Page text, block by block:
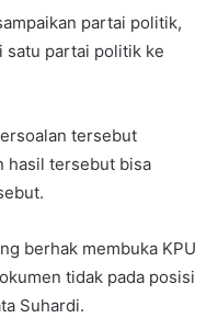
partai politik,
satu partai politik ke
tersebut
hasil tersebut bisa
berhak membuka KPU
tidak pada posisi
Suhardi.